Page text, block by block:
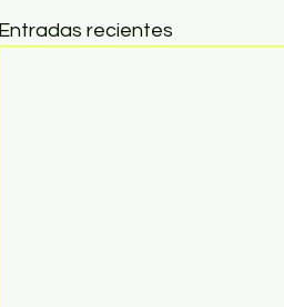
Entradas recientes